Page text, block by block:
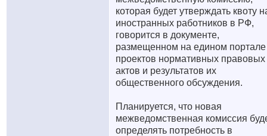
которая будет утверждать квоту
иностранных работников в РФ,
говорится в документе,
размещенном на едином портале
проектов нормативных правовых
актов и результатов их
общественного обсуждения.
Планируется, что новая
межведомственная комиссия
определять потребность в